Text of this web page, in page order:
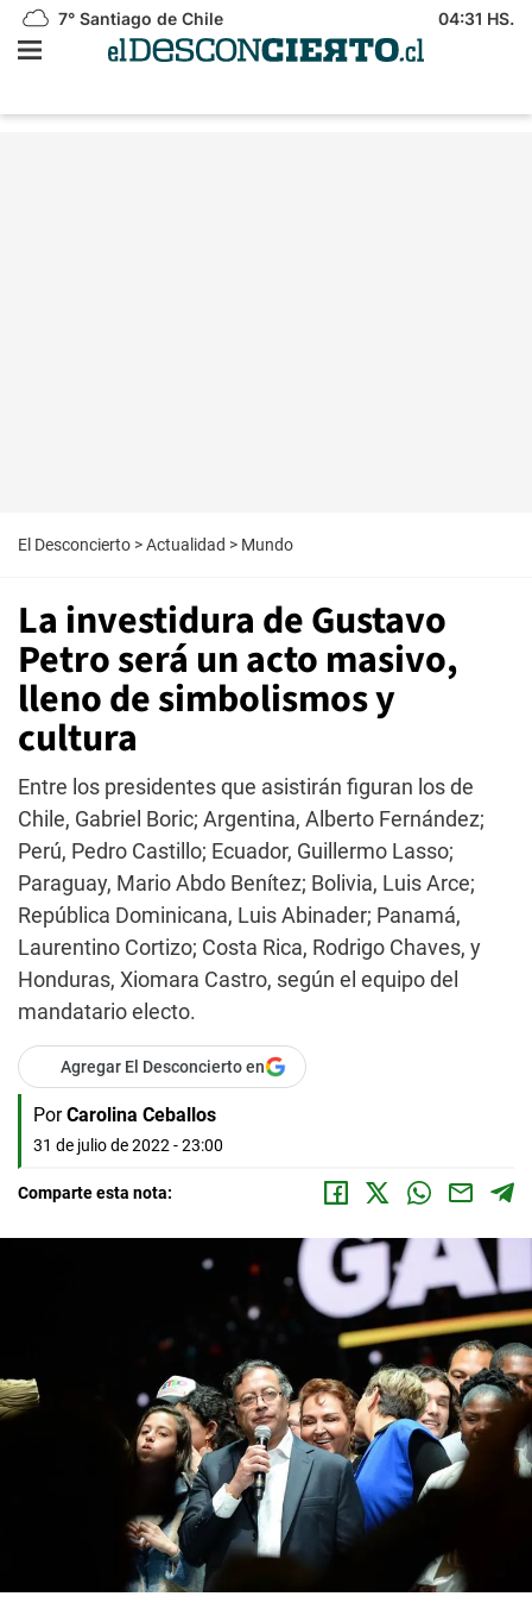
7° Santiago de Chile 04:31 HS.
El Desconcierto >Actualidad > Mundo
La investidura de Gustavo
Petro será un acto masivo,
lleno de simbolismos y
cultura
Entre los presidentes que asistirán figuran los de
Chile, Gabriel Boric; Argentina, Alberto Fernández;
Perú, Pedro Castillo; Ecuador, Guillermo Lasso;
Paraguay, Mario Abdo Benítez; Bolivia, Luis Arce;
República Dominicana, Luis Abinader; Panamá,
Laurentino Cortizo; Costa Rica, Rodrigo Chaves, y
Honduras, Xiomara Castro, según el equipo del
mandatario electo.
Agregar El Desconcierto en
Por Carolina Ceballos
31 de julio de 2022 - 23:00
Comparte esta nota: